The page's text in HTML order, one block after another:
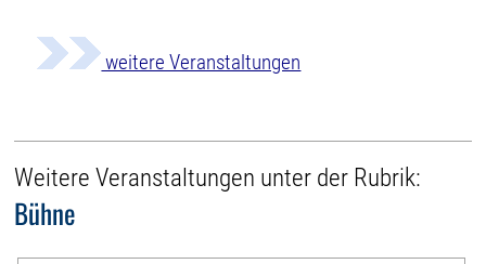
weitere Veranstaltungen
Weitere Veranstaltungen unter der Rubrik:
Bühne